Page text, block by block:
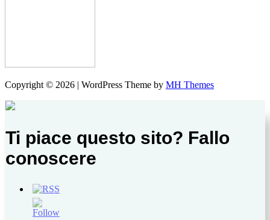
Copyright © 2026 | WordPress Theme by MH Themes
Ti piace questo sito? Fallo
conoscere